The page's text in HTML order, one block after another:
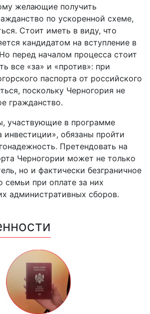
желающие получить
по ускоренной схеме,
Стоит иметь в виду, что
кандидатом на вступление в
перед началом процесса стоит
все «за» и «против»: при
паспорта от российского
поскольку Черногория не
гражданство.
участвующие в программе
инвестиции», обязаны пройти
Претендовать на
Черногории может не только
но и фактически безграничное
семьи при оплате за них
административных сборов.